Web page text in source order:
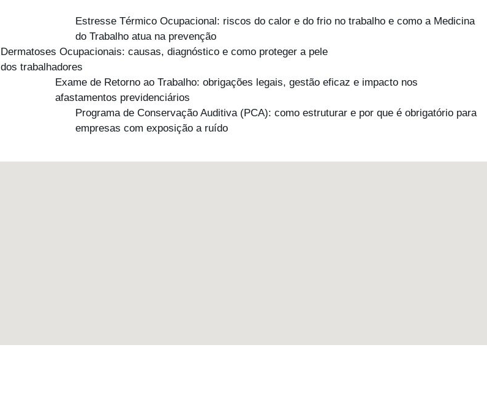
Estresse Térmico Ocupacional: riscos do calor e do frio no trabalho e como a Medicina
do Trabalho atua na prevenção
Dermatoses Ocupacionais: causas, diagnóstico e como proteger a pele
dos trabalhadores
Exame de Retorno ao Trabalho: obrigações legais, gestão eficaz e impacto nos
afastamentos previdenciários
Programa de Conservação Auditiva (PCA): como estruturar e por que é obrigatório para
empresas com exposição a ruído